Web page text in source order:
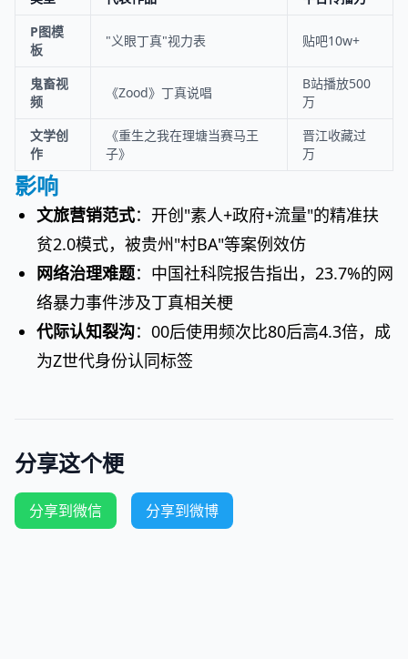
P图模
板
"义眼丁真"视力表 贴吧10w+
鬼畜视
频
《Zood》丁真说唱
B站播放500
万
文学创
作
《重生之我在理塘当赛马王
子》
晋江收藏过
万
影响
文旅营销范式：开创"素人+政府+流量"的精准扶
贫2.0模式，被贵州"村BA"等案例效仿
网络治理难题：中国社科院报告指出，23.7%的网
络暴力事件涉及丁真相关梗
代际认知裂沟：00后使用频次比80后高4.3倍，成
为Z世代身份认同标签
分享这个梗
分享到微信 分享到微博